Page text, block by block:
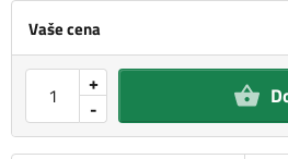
Vaše cena
-
+